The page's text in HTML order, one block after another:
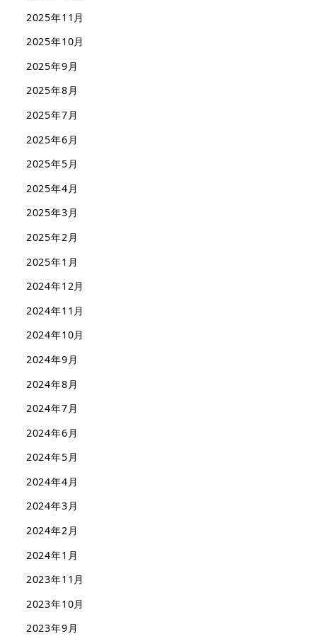
2025年11月
2025年10月
2025年9月
2025年8月
2025年7月
2025年6月
2025年5月
2025年4月
2025年3月
2025年2月
2025年1月
2024年12月
2024年11月
2024年10月
2024年9月
2024年8月
2024年7月
2024年6月
2024年5月
2024年4月
2024年3月
2024年2月
2024年1月
2023年11月
2023年10月
2023年9月